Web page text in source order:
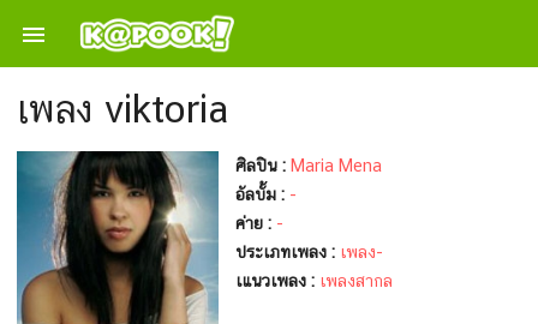

เพลง viktoria
ศิลปิน : Maria Mena
อัลบั้ม : -
ค่าย : -
ประเภทเพลง : เพลง-
เแนวเพลง : เพลงสากล